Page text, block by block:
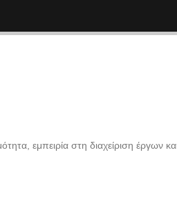
εμπειρία στη διαχείριση έργων